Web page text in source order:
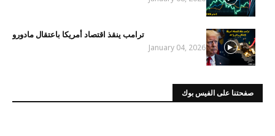
ترامب ينقذ اقتصاد أمريكا باعتقال مادورو
January 04, 2026
صفحتنا على الفيس بوك